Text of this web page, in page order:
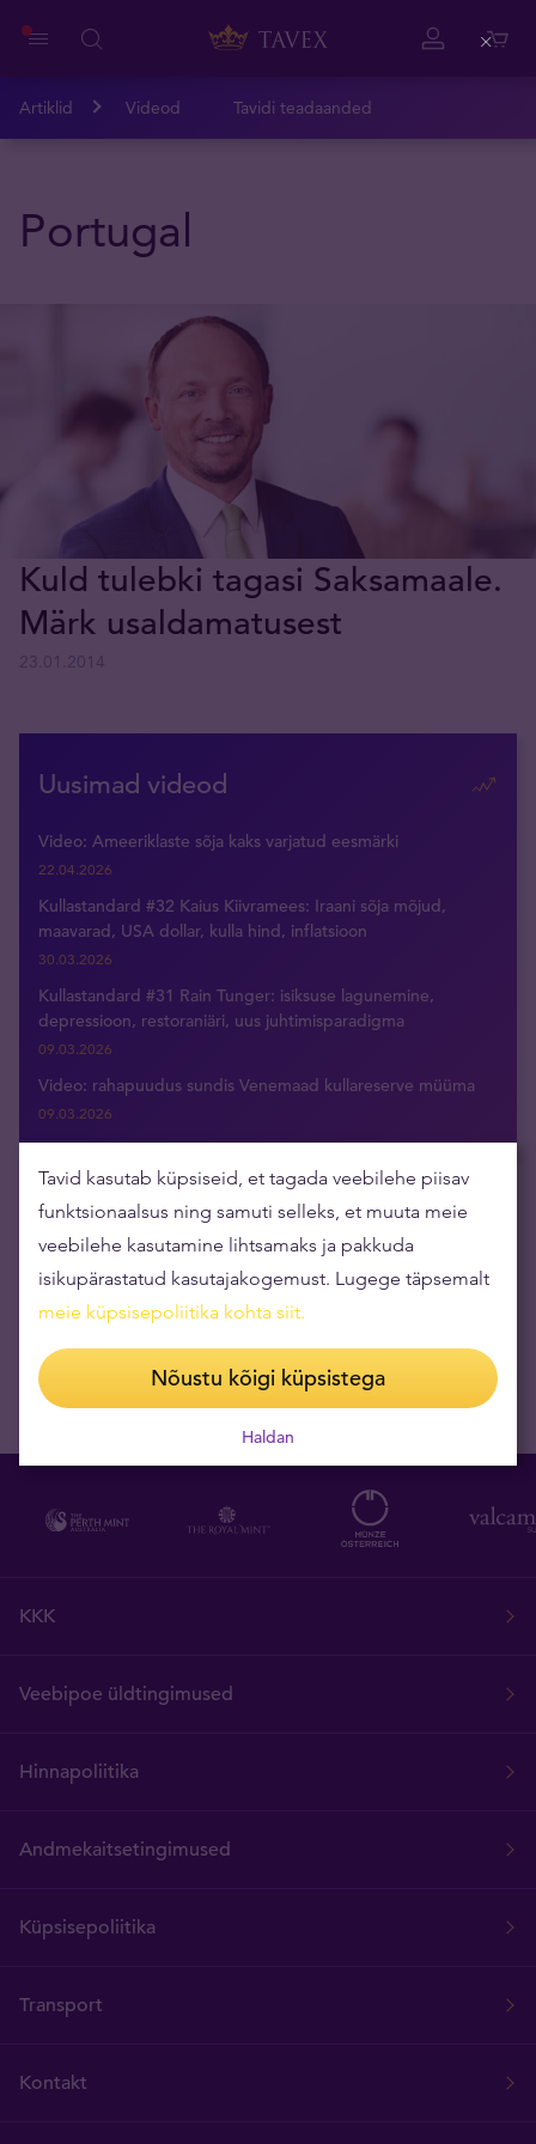
Artiklid Videod Tavidi teadaanded
Portugal
Kuld tulebki tagasi Saksamaale.
Märk usaldamatusest
Uusimad videod
Video: Ameeriklaste sõja kaks varjatud eesmärki
22.04.2026
Kullastandard #32 Kaius Kiivramees: Iraani sõja mõjud,
maavarad, USA dollar, kulla hind, inflatsioon
30.03.2026
Kullastandard #31 Rain Tunger: isiksuse lagunemine,
depressioon, restoraniäri, uus juhtimisparadigma
09.03.2026
Video: rahapuudus sundis Venemaad kullareserve müüma
09.03.2026
Tellige uudised otse oma e-postkasti
KKK
Veebipoe üldtingimused
Hinnapoliitika
Andmekaitsetingimused
Küpsisepoliitika
Transport
Kontakt
Tavid kasutab küpsiseid, et tagada veebilehe piisav
funktsionaalsus ning samuti selleks, et muuta meie
veebilehe kasutamine lihtsamaks ja pakkuda
isikupärastatud kasutajakogemust. Lugege täpsemalt
meie küpsisepoliitika kohta siit.
Nõustu kõigi küpsistega
Haldan
Close